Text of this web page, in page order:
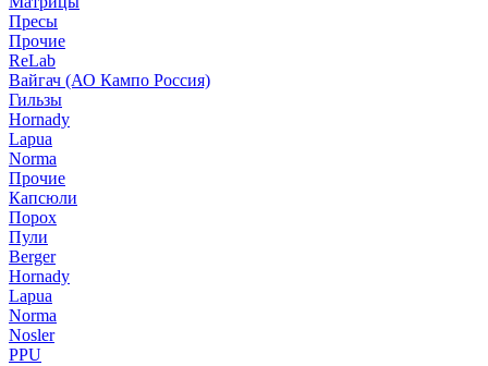
Пресы
Прочие
ReLab
Вайгач (АО Кампо Россия)
Гильзы
Hornady
Lapua
Norma
Прочие
Капсюли
Порох
Пули
Berger
Hornady
Lapua
Norma
Nosler
PPU